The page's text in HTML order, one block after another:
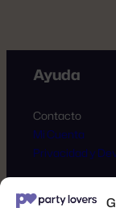
Ayuda
Contacto
Mi Cuenta
Privacidad y